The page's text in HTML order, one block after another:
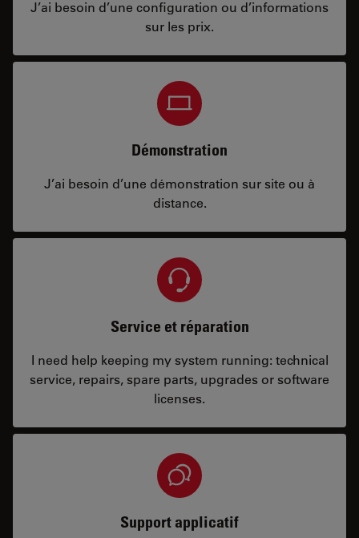
J’ai besoin d’une configuration ou d’informations
sur les prix.
Démonstration
J’ai besoin d’une démonstration sur site ou à
distance.
Service et réparation
I need help keeping my system running: technical
service, repairs, spare parts, upgrades or software
licenses.
Support applicatif